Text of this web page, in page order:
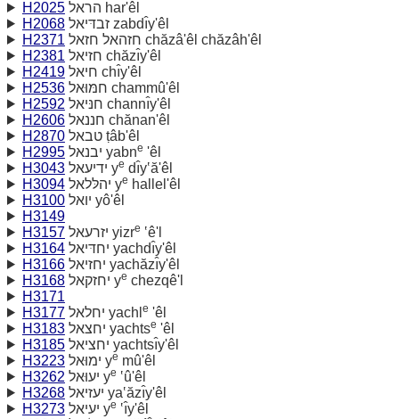
H2025
הראל har'êl
H2068
זבדּיאל zabdı̂y'êl
H2371
חזהאל חזאל chăzâ'êl chăzâh'êl
H2381
חזיאל chăzı̂y'êl
H2419
חיאל chı̂y'êl
H2536
חמּוּאל chammû'êl
H2592
חנּיאל channı̂y'êl
H2606
חננאל chănan'êl
H2870
טבאל ṭâb'êl
H2995
יבנאל yabne 'êl
H3043
ידיעאל ye dı̂y‛ă'êl
H3094
יהלּלאל ye hallel'êl
H3100
יואל yô'êl
H3149
H3157
יזרעאל yizre ‛ê'l
H3164
יחדּיאל yachdı̂y'êl
H3166
יחזיאל yachăzı̂y'êl
H3168
יחזקאל ye chezqê'l
H3171
H3177
יחלאל yachl e 'êl
H3183
יחצאל yachtse 'êl
H3185
יחציאל yachtsı̂y'êl
H3223
ימוּאל ye mû'êl
H3262
יעוּאל ye ‛û'êl
H3268
יעזיאל ya‛ăzı̂y'êl
H3273
יעיאל ye ‛ı̂y'êl